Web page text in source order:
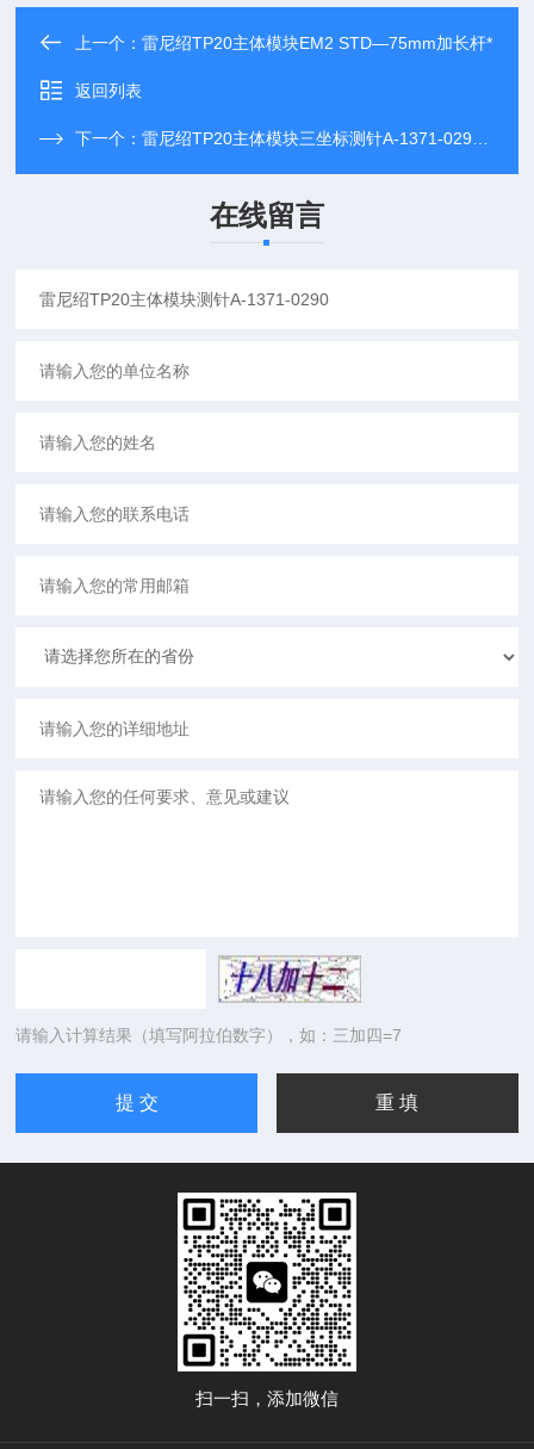
上一个：雷尼绍TP20主体模块EM2 STD—75mm加长杆*
返回列表
下一个：雷尼绍TP20主体模块三坐标测针A-1371-0290正品*
在线留言
请输入计算结果（填写阿拉伯数字），如：三加四=7
扫一扫，添加微信